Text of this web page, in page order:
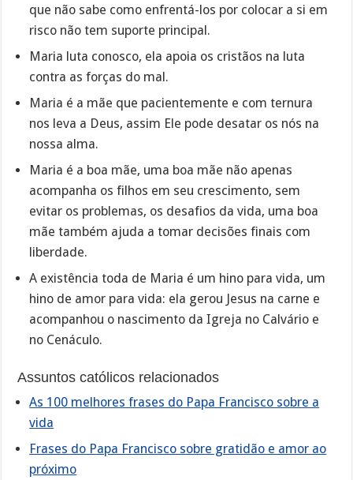
que não sabe como enfrentá-los por colocar a si em
risco não tem suporte principal.
Maria luta conosco, ela apoia os cristãos na luta
contra as forças do mal.
Maria é a mãe que pacientemente e com ternura
nos leva a Deus, assim Ele pode desatar os nós na
nossa alma.
Maria é a boa mãe, uma boa mãe não apenas
acompanha os filhos em seu crescimento, sem
evitar os problemas, os desafios da vida, uma boa
mãe também ajuda a tomar decisões finais com
liberdade.
A existência toda de Maria é um hino para vida, um
hino de amor para vida: ela gerou Jesus na carne e
acompanhou o nascimento da Igreja no Calvário e
no Cenáculo.
Assuntos católicos relacionados
As 100 melhores frases do Papa Francisco sobre a
vida
Frases do Papa Francisco sobre gratidão e amor ao
próximo